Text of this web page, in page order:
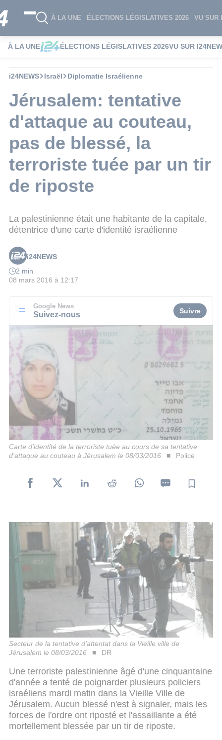
À LA UNE ÉLECTIONS LÉGISLATIVES 2026 VU SUR
À LA UNE ÉLECTIONS LÉGISLATIVES 2026VU SUR
i24NEWS Israël Diplomatie Israélienne
Jérusalem: tentative
d'attaque au couteau,
pas de blessé, la
terroriste tuée par un tir
de riposte
La palestinienne était une habitante de la capitale,
détentrice d'une carte d'identité israélienne
i24NEWS
2 min
08 mars 2016 à 12:17
Google News
Suivez-nous Suivre
Carte d'identité de la terroriste tuée au cours de sa tentative
d'attaque au couteau à Jérusalem le 08/03/2016
Police
Secteur de la tentative d'attentat dans la Vieille ville de
Jérusalem le 08/03/2016
DR
Une terroriste palestinienne âgé d'une cinquantaine
d'année a tenté de poignarder plusieurs policiers
israéliens mardi matin dans la Vieille Ville de
Jérusalem. Aucun blessé n'est à signaler, mais les
forces de l'ordre ont riposté et l'assaillante a été
mortellement blessée par un tir de riposte.